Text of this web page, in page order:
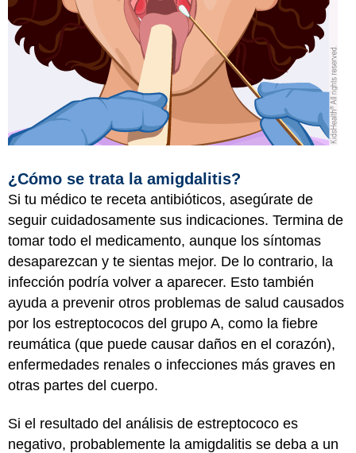
¿Cómo se trata la amigdalitis?
Si tu médico te receta antibióticos, asegúrate de
seguir cuidadosamente sus indicaciones. Termina de
tomar todo el medicamento, aunque los síntomas
desaparezcan y te sientas mejor. De lo contrario, la
infección podría volver a aparecer. Esto también
ayuda a prevenir otros problemas de salud causados
por los estreptococos del grupo A, como la fiebre
reumática (que puede causar daños en el corazón),
enfermedades renales o infecciones más graves en
otras partes del cuerpo.
Si el resultado del análisis de estreptococo es
negativo, probablemente la amigdalitis se deba a un